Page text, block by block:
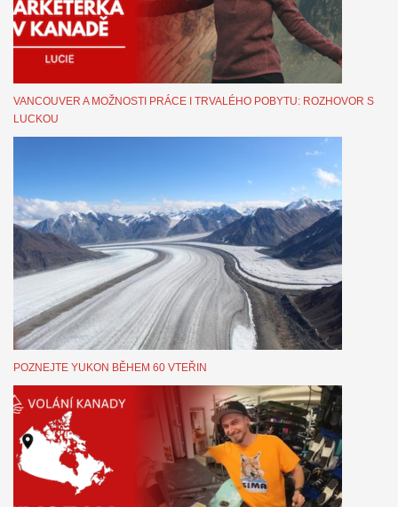
VANCOUVER A MOŽNOSTI PRÁCE I TRVALÉHO POBYTU: ROZHOVOR S
LUCKOU
POZNEJTE YUKON BĚHEM 60 VTEŘIN